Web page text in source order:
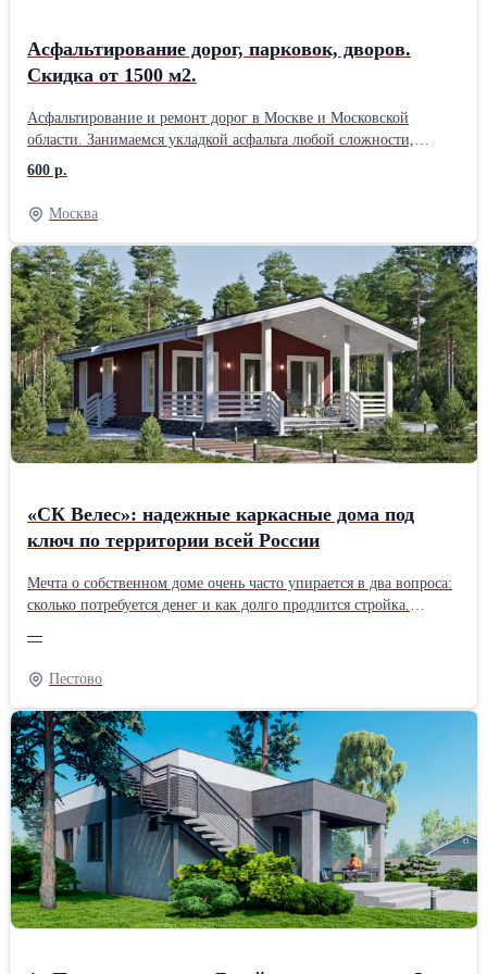
Асфальтирование дорог, парковок, дворов.
Скидка от 1500 м2.
Асфальтирование и ремонт дорог в Москве и Московской
области. Занимаемся укладкой асфальта любой сложности,
ямочным ремонтом, строительством дорог, укладкой асфальтовой
крошки, установкой бортовых камней, тротуарной плитки и
благоустройством территорий. Работаем под ключ: от
подготовки основания до готового покрытия. Выезд специалиста
на объект бесплатно. Поможем подобрать решение под ваш
бюджет и бесплатно составим 3–5 вариантов сметы. При объёме
от 1500 м2 даём скидку до 10%. Берёмся и за небольшие заказы
— дворы, парковки, подъезды, отмостки. Используем
качественный асфальт с проверенных заводов, современную
технику и опытные бригады. Гарантируем соблюдение сроков и
технологий. Цены начинаются от 600 руб./м2. Точную стоимость
рассчитаем после осмотра объекта. Звоните или пишите —
ответим на все вопросы и приедем посмотреть ваш участок.
600 р.
Москва
«СК Велес»: надежные каркасные дома под
ключ по территории всей России
Мечта о собственном доме очень часто упирается в два вопроса:
сколько потребуется денег и как долго продлится стройка.
которое сделает мечту доступнее – банрхаусы собственного
изготовления – современные, надежные и по разумной
стоимости. Подрядчик осуществляет работу по всей России и
предлагает большой выбор проектов для дачи и постоянного
проживания, а в зависимости от бюджета доступны
разнообразные комплектации: с отделкой и без нее. Особенности
домов от «СК Велес» Каркасные технологии – это не просто
современный тренд, а проработанная инженерная система,
лежащая в основе всех построек «СК Велес». Все детали каркаса
создаются на производственной базе компании, что позволяет
контролировать качество на каждом этапе и исключить наценки
посредников, что и дает возможность зафиксировать
демократичные расценки на готовые сооружения. В каталоге
поставщика «СК Велес» предложены проекты под разные задачи:
—
Пестово